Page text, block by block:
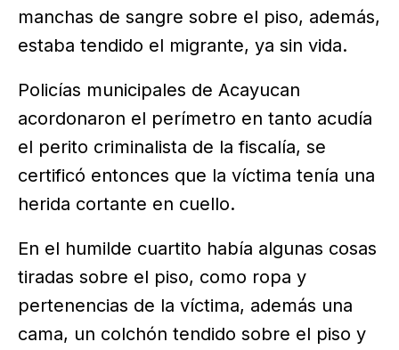
manchas de sangre sobre el piso, además,
estaba tendido el migrante, ya sin vida.
Policías municipales de Acayucan
acordonaron el perímetro en tanto acudía
el perito criminalista de la fiscalía, se
certificó entonces que la víctima tenía una
herida cortante en cuello.
En el humilde cuartito había algunas cosas
tiradas sobre el piso, como ropa y
pertenencias de la víctima, además una
cama, un colchón tendido sobre el piso y